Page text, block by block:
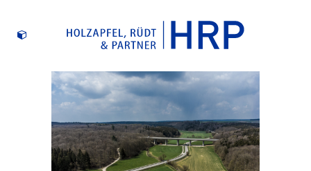
A81 LONETALBRÜCKE